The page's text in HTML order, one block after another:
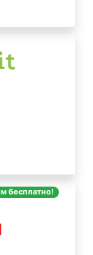
бесплатно!